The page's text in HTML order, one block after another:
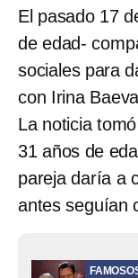
El pasado 17
de edad-
sociales para
con Irina
La noticia
31 años de
pareja daría a
antes seguían